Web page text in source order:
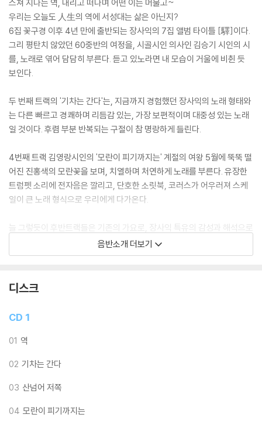
스쳐 지나는 역, 내리고 떠나며 어떤 이는 머물고~
우리는 오늘도 人生의 역에 서성대는 삶은 아닌지?
6집 꽃구경 이후 4년 만에 출반되는 장사익의 7집 앨범 타이틀 [驛]이다.
그리 평탄치 않았던 60중반의 여정을, 시골시인 의사인 김승기 시인의 시
를, 노래로 엮어 담담히 부른다. 듣고 있노라면 내 모습이 거울에 비췬 듯
보인다.
두 번째 트랙의 '기차는 간다'는, 지금까지 경험했던 장사익의 노래 형태와
는 다른 빠르고 경쾌하며 리듬감 있는, 가장 보편적이며 대중성 있는 노래
일 것이다. 후렴 부분 반복되는 구절이 참 명랑하게 들린다.
4번째 트랙 김영랑시인의 '모란이 피기까지는' 계절의 여왕 5월에 뚝뚝 떨
어진 진홍색의 모란꽃을 보며, 치열하며 처연하게 노래를 부른다. 유장한
트럼펫 소리에 전자음은 깔리고, 단호한 소릿북, 코러스가 어우러져 스케
일이 큰 노래 형식으로 우리에게 다가온다.
늘 그렇듯이 후반트랙들은 기존의 가요로, 장사익 특유의 감성과 해석으로
재 탄생된다. 5번 낙화유수, 6번 미사의 종, 7번 누가 이사람을 모르시나
요, 8번 못잊겠어요, 9번 이별의 종착역. 아주 먼 옛날의 노래들이 푹 익은
작과는 사뭇 다른 강렬한 정재열의 일랙기타 사운드로, 블르스의 노래가
재미있을 듯하다.
따뜻한 봄날, 움추렸던 몸과 맘을 장사익의 노래와 同行하는 것도 봄을 맞
음반소개 더보기
디스크
CD 1
01 역
02 기차는 간다
03 산넘어 저쪽
04 모란이 피기까지는